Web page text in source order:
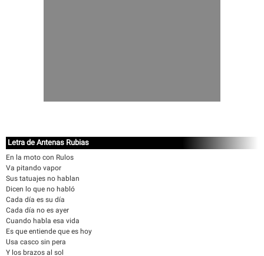
Letra de Antenas Rubias
En la moto con Rulos
Va pitando vapor
Sus tatuajes no hablan
Dicen lo que no habló
Cada día es su día
Cada día no es ayer
Cuando habla esa vida
Es que entiende que es hoy
Usa casco sin pera
Y los brazos al sol